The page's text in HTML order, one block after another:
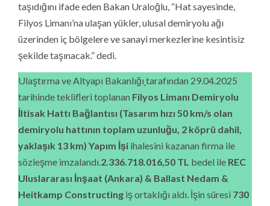
taşıdığını ifade eden Bakan Uraloğlu, “Hat sayesinde,
Filyos Limanı’na ulaşan yükler, ulusal demiryolu ağı
üzerinden iç bölgelere ve sanayi merkezlerine kesintisiz
şekilde taşınacak.” dedi.
Ulaştırma ve Altyapı Bakanlığı tarafından 29.04.2025
tarihinde teklifleri toplanan Filyos Limanı Demiryolu
İltisak Hattı Bağlantısı (Tasarım hızı 50 km/s olan
demiryolu hattının toplam uzunluğu, 2 köprü dahil,
yaklaşık 13 km) Yapım İşi ihalesini kazanan firma ile
sözleşme imzalandı.2.336.718.016,50 TL bedel ile REC
Uluslararası İnşaat (Ankara) & Ballast Nedam &
Heitkamp Constructing iş ortaklığı aldı. İşin süresi 730